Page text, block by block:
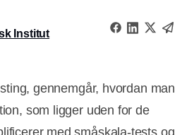
Institut
gennemgår, hvordan man
som ligger uden for de